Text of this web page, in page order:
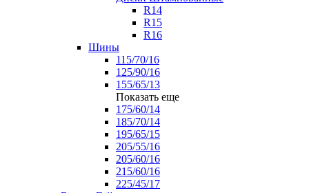
R14
R15
R16
Шины
115/70/16
125/90/16
155/65/13
Показать еще
175/60/14
185/70/14
195/65/15
205/55/16
205/60/16
215/60/16
225/45/17